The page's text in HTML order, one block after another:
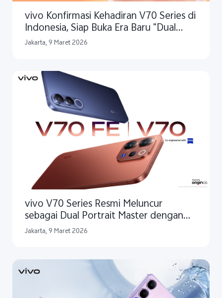
vivo Konfirmasi Kehadiran V70 Series di
Indonesia, Siap Buka Era Baru "Dual
Portrait Master" dan Hadirkan
Jakarta, 9 Maret 2026
vivo V70 Series Resmi Meluncur
sebagai Dual Portrait Master dengan
10x Telephoto dan 200MP OIS Main
Camera Pertama di V Series
Jakarta, 9 Maret 2026